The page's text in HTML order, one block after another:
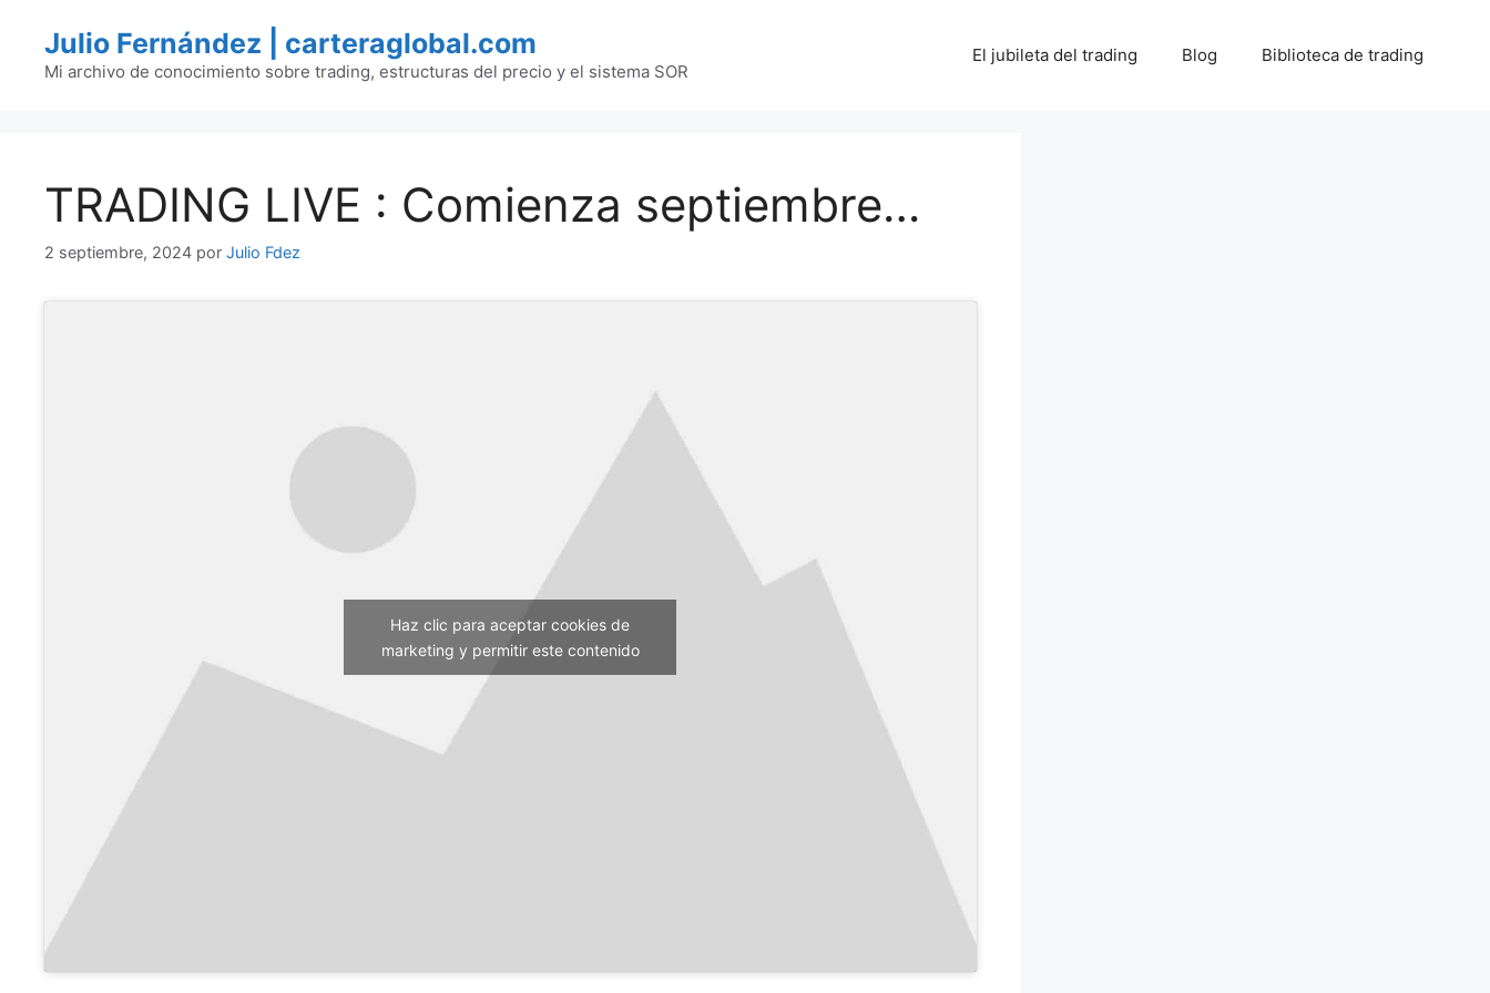
contenido
Julio Fernández | carteraglobal.com
Mi archivo de conocimiento sobre trading, estructuras del precio y el sistema SOR
El jubileta del trading Blog Biblioteca de trading
TRADING LIVE : Comienza septiembre…
2 septiembre, 2024 por Julio Fdez
Haz clic para aceptar cookies de
marketing y permitir este contenido